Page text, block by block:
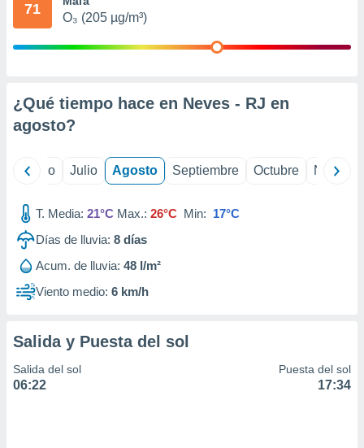
publicidad
1199
71
O₃ (205 µg/m³)
¿Qué tiempo hace en Neves - RJ en
agosto?
Junio Julio Agosto Septiembre Octubre
T. Media: 21°C Max.: 26°C Min: 17°C
Días de lluvia: 8 días
Acum. de lluvia: 48 l/m²
Viento medio: 6 km/h
Salida y Puesta del sol
Salida del sol
06:22
Puesta del sol
17:34